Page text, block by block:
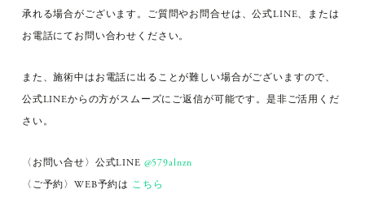
承れる場合がございます。ご質問やお問合せは、公式LINE、または
お電話にてお問い合わせください。
また、施術中はお電話に出ることが難しい場合がございますので、
公式LINEからの方がスムーズにご返信が可能です。是非ご活用くだ
さい。
〈お問い合せ〉公式LINE @579alnzn
〈ご予約〉WEB予約は こちら